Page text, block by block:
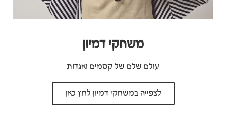
משחקי דמיון
עולם שלם של קסמים ואגדות
לצפייה במשחקי דמיון לחץ כאן